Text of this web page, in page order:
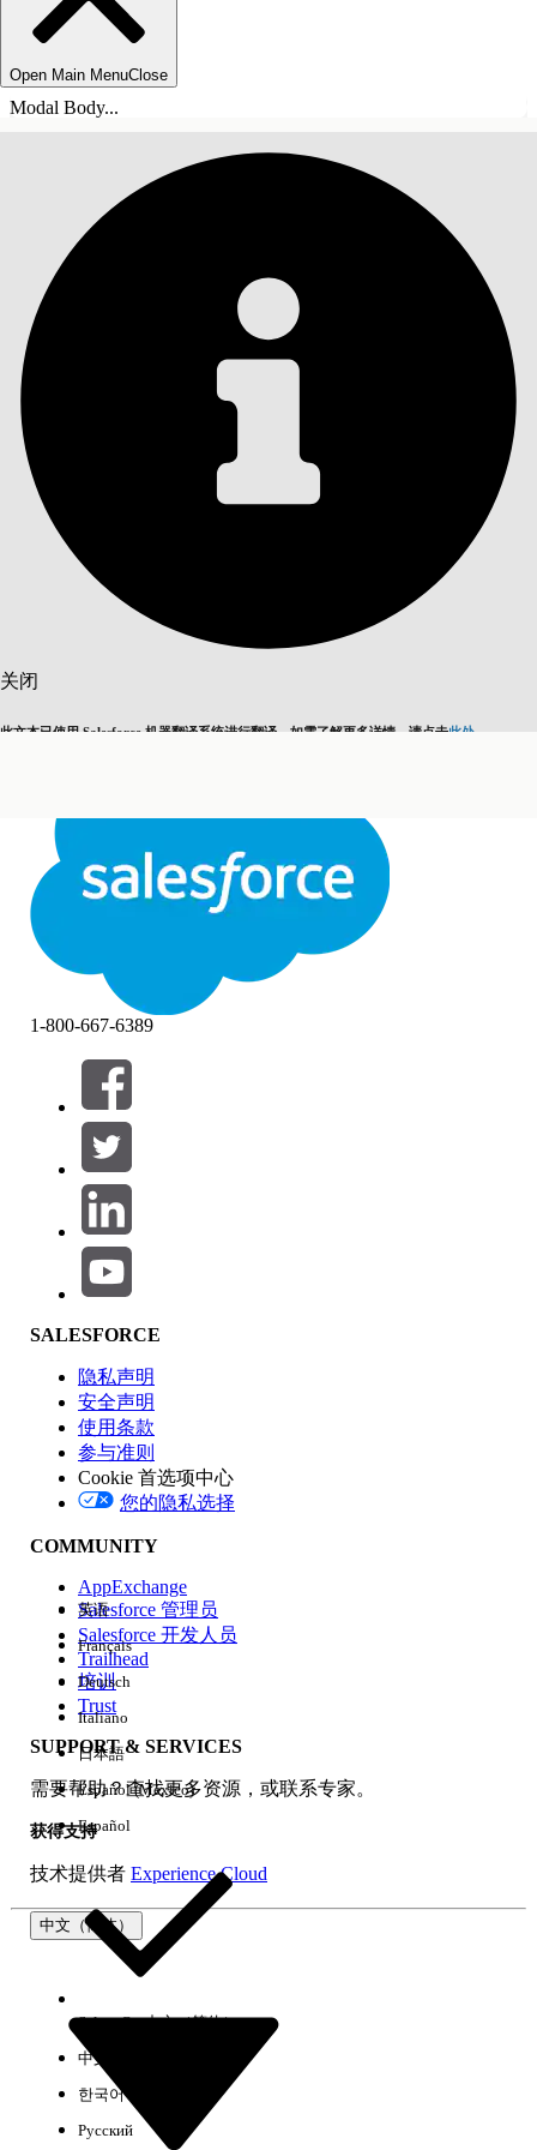
Open Main MenuClose
Modal Body...
关闭
此文本已使用 Salesforce 机器翻译系统进行翻译。如需了解更多详情，请点击此处
关闭关闭
目录
筛选条件： (0)
选择筛选器
产品区域
功能影响
版本
体验
1-800-667-6389
SALESFORCE
隐私声明
安全声明
使用条款
参与准则
Cookie 首选项中心
您的隐私选择
COMMUNITY
AppExchange
Salesforce 管理员
Salesforce 开发人员
Trailhead
培训
Trust
SUPPORT & SERVICES
需要帮助？查找更多资源，或联系专家。
获得支持
技术提供者 Experience Cloud
中文（简体）
英语
Français
Deutsch
Italiano
日本語
Español (México)
Español
Select Org中文（简体）
中文（繁体）
한국어
Русский